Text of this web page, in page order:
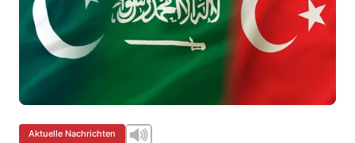
Aktuelle Nachrichten